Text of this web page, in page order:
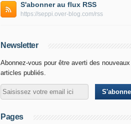
S'abonner au flux RSS
https://seppi.over-blog.com/rss
Newsletter
Abonnez-vous pour être averti des nouveaux
articles publiés.
Pages